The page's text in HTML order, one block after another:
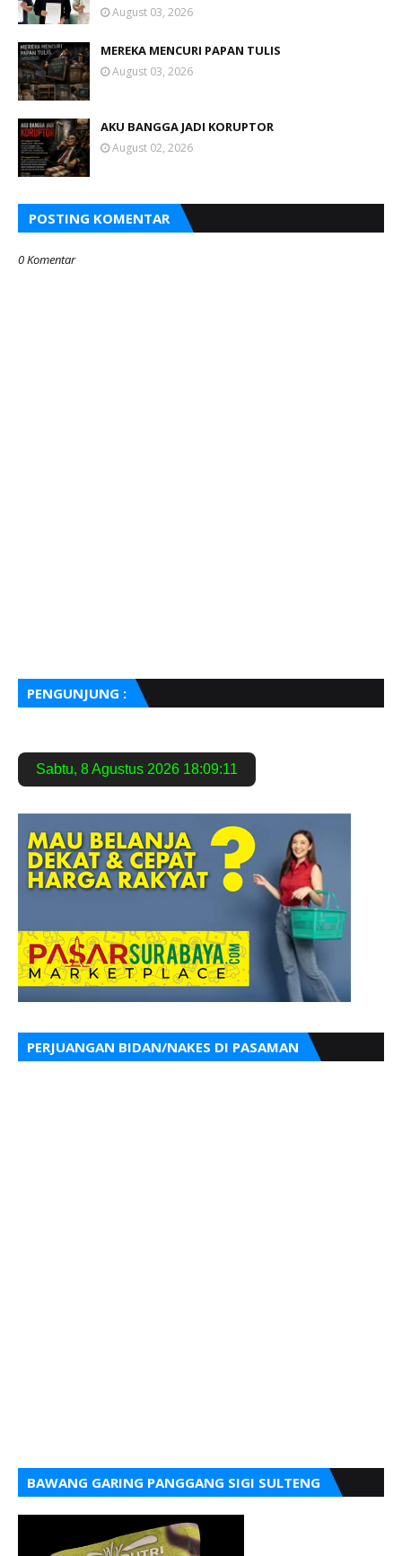
August 03, 2026
MEREKA MENCURI PAPAN TULIS
August 03, 2026
AKU BANGGA JADI KORUPTOR
August 02, 2026
POSTING KOMENTAR
0 Komentar
PENGUNJUNG :
Sabtu, 8 Agustus 2026 18:09:12
PERJUANGAN BIDAN/NAKES DI PASAMAN
BAWANG GARING PANGGANG SIGI SULTENG